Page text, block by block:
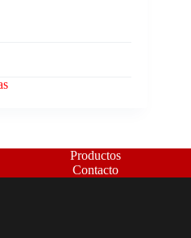
Productos
Contacto